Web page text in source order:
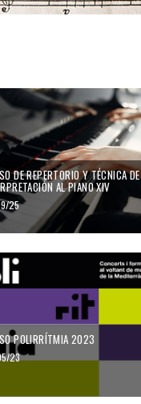
DE REPERTORIO Y TÉCNICA DE
AL PIANO XIV
25
POLIRRÍTMIA 2023
23